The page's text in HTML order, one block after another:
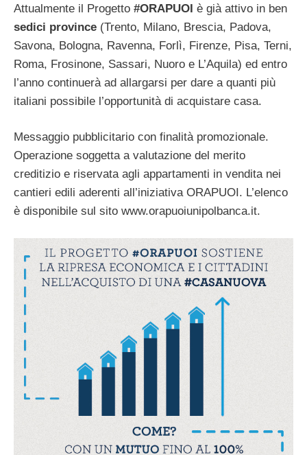
Attualmente il Progetto #ORAPUOI è già attivo in ben
sedici province (Trento, Milano, Brescia, Padova,
Savona, Bologna, Ravenna, Forlì, Firenze, Pisa, Terni,
Roma, Frosinone, Sassari, Nuoro e L’Aquila) ed entro
l’anno continuerà ad allargarsi per dare a quanti più
italiani possibile l’opportunità di acquistare casa.
Messaggio pubblicitario con finalità promozionale.
Operazione soggetta a valutazione del merito
creditizio e riservata agli appartamenti in vendita nei
cantieri edili aderenti all’iniziativa ORAPUOI. L’elenco
è disponibile sul sito www.orapuoiunipolbanca.it.